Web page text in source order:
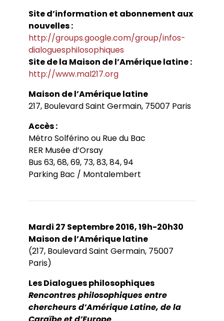
Site d’information et abonnement aux
nouvelles :
http://groups.google.com/group/infos-
dialoguesphilosophiques
Site de la Maison de l’Amérique latine :
http://www.mal217.org
Maison de l’Amérique latine
217, Boulevard Saint Germain, 75007 Paris
Accès :
Métro Solférino ou Rue du Bac
RER Musée d’Orsay
Bus 63, 68, 69, 73, 83, 84, 94
Parking Bac / Montalembert
Mardi 27 Septembre 2016, 19h-20h30
Maison de l’Amérique latine
(217, Boulevard Saint Germain, 75007
Paris)
Les Dialogues philosophiques
Rencontres philosophiques entre
chercheurs d’Amérique Latine, de la